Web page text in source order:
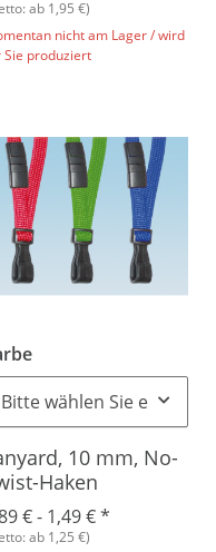
ab 1,95 €)
nicht am Lager / wird
Sie produziert
Bitte wählen Sie eine
10 mm, No-
Haken
€ - 1,49 €*
ab 1,25 €)